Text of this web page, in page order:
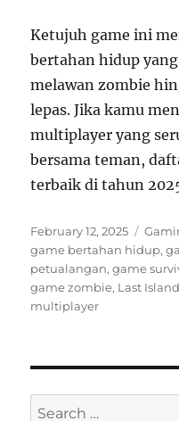
Ketujuh game ini
bertahan hidup
melawan zombie
lepas. Jika kamu
multiplayer yang
bersama teman,
terbaik di tahun
Posted
on
February 12, 2025
game bertahan hidup,
petualangan,game
game zombie, Last
multiplayer
Search